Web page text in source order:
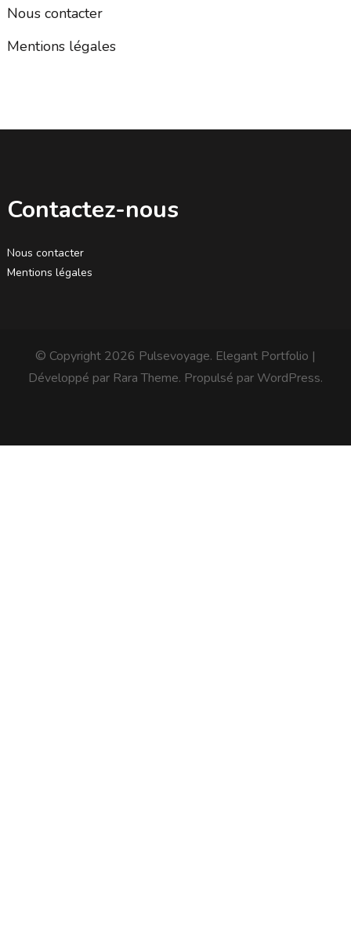
Nous contacter
Mentions légales
Contactez-nous
Nous contacter
Mentions légales
© Copyright 2026 Pulsevoyage. Elegant Portfolio |
Développé par Rara Theme. Propulsé par WordPress.